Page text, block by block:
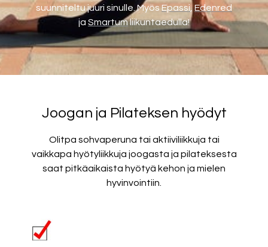
suunniteltu juuri sinulle. MyösEpassi Edenred
ja Smartumliikuntaedulla!
Joogan ja Pilateksen hyödyt
Olitpa sohvaperuna tai aktiiviliikkuja tai
vaikkapa hyötyliikkuja joogasta ja pilateksesta
saat pitkäaikaista hyötyä kehon ja mielen
hyvinvointiin.